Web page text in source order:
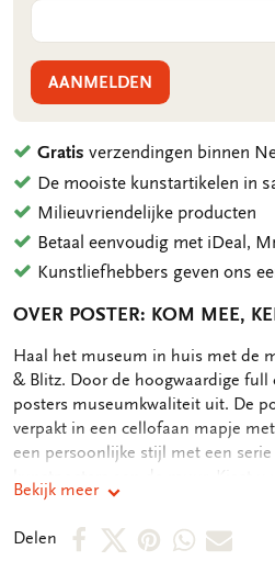
AANMELDEN
Gratis verzendingen binnen
De mooiste kunstartikelen in
Milieuvriendelijke producten
Betaal eenvoudig met iDeal,
Kunstliefhebbers geven ons
OVER POSTER: KOM MEE,
OMSCHRIJVING
Haal het museum in huis met de
& Blitz. Door de hoogwaardige full
posters museumkwaliteit uit. De
verpakt in een cellofaan mapje
een persoonlijke stijl met een
kunstposters aan de muur. Kiest u
posters, neem dan lijsten in
bewaren. Afmeting 30 x 40 cm 250
gelamineerd
Bekijk meer
Delen
DeelDeelDeelDeelDeel